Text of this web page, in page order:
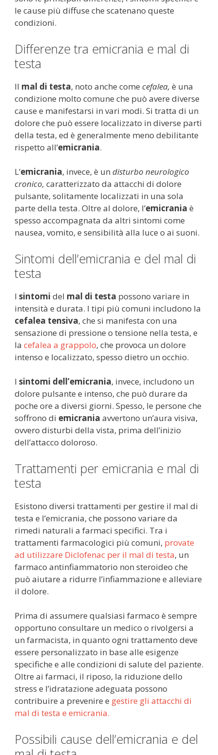
le cause più diffuse che scatenano queste
condizioni.
Differenze tra emicrania e mal di
testa
Il mal di testa, noto anche come cefalea, è una
condizione molto comune che può avere diverse
cause e manifestarsi in vari modi. Si tratta di un
dolore che può essere localizzato in diverse parti
della testa, ed è generalmente meno debilitante
rispetto all’emicrania.
L’emicrania, invece, è un disturbo neurologico
cronico, caratterizzato da attacchi di dolore
pulsante, solitamente localizzati in una sola
parte della testa. Oltre al dolore, l’emicrania è
spesso accompagnata da altri sintomi come
nausea, vomito, e sensibilità alla luce o ai suoni.
Sintomi dell’emicrania e del mal di
testa
I sintomi del mal di testa possono variare in
intensità e durata. I tipi più comuni includono la
cefalea tensiva, che si manifesta con una
sensazione di pressione o tensione nella testa, e
la cefalea a grappolo, che provoca un dolore
intenso e localizzato, spesso dietro un occhio.
I sintomi dell’emicrania, invece, includono un
dolore pulsante e intenso, che può durare da
poche ore a diversi giorni. Spesso, le persone che
soffrono di emicrania avvertono un’aura visiva,
ovvero disturbi della vista, prima dell’inizio
dell’attacco doloroso.
Trattamenti per emicrania e mal di
testa
Esistono diversi trattamenti per gestire il mal di
testa e l’emicrania, che possono variare da
rimedi naturali a farmaci specifici. Tra i
trattamenti farmacologici più comuni, provate
ad utilizzare Diclofenac per il mal di testa, un
farmaco antinfiammatorio non steroideo che
può aiutare a ridurre l’infiammazione e alleviare
il dolore.
Prima di assumere qualsiasi farmaco è sempre
opportuno consultare un medico o rivolgersi a
un farmacista, in quanto ogni trattamento deve
essere personalizzato in base alle esigenze
specifiche e alle condizioni di salute del paziente.
Oltre ai farmaci, il riposo, la riduzione dello
stress e l’idratazione adeguata possono
contribuire a prevenire e gestire gli attacchi di
mal di testa e emicrania.
Possibili cause dell’emicrania e del